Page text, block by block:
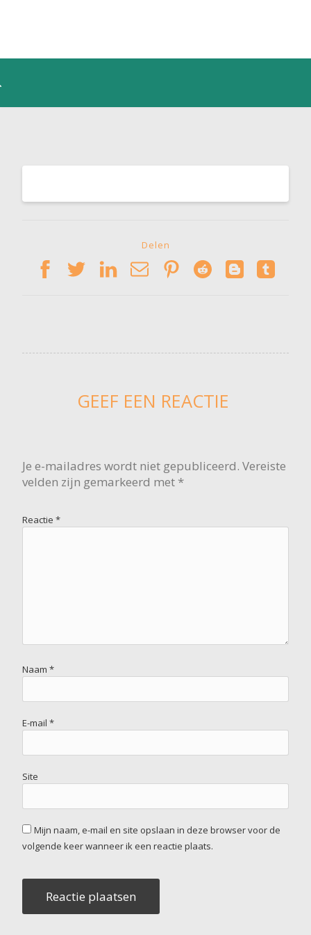
Delen
GEEF EEN REACTIE
Je e-mailadres wordt niet gepubliceerd. Vereiste
velden zijn gemarkeerd met *
Reactie *
Naam *
E-mail *
Site
Mijn naam, e-mail en site opslaan in deze browser voor de
volgende keer wanneer ik een reactie plaats.